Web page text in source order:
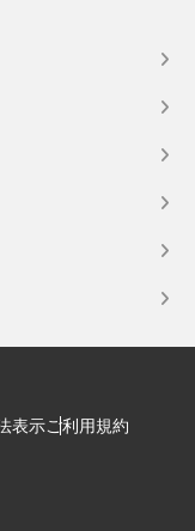
表示ご利用規約
popup